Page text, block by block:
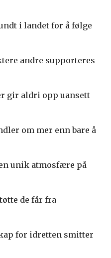
i landet for å følge
andre supporteres
gir aldri opp uansett
om mer enn bare å
unik atmosfære på
de får fra
for idretten smitter